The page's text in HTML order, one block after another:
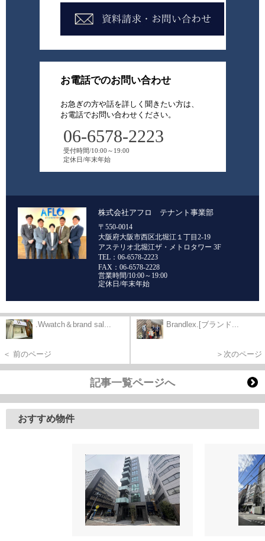
お電話でのお問い合わせ
お急ぎの方や話を詳しく聞きたい方は、
お電話でお問い合わせください。
06-6578-2223
受付時間/10:00～19:00
定休日/年末年始
株式会社アフロ テナント事業部
〒550-0014
大阪府大阪市西区北堀江１丁目2-19
アステリオ北堀江ザ・メトロタワー 3F
TEL：06-6578-2223
FAX：06-6578-2228
営業時間/10:00～19:00
定休日/年末年始
.Wwatch＆brand sal...
＜ 前のページ
Brandlex.[ブランド...
＞次のページ
記事一覧ページへ
おすすめ物件